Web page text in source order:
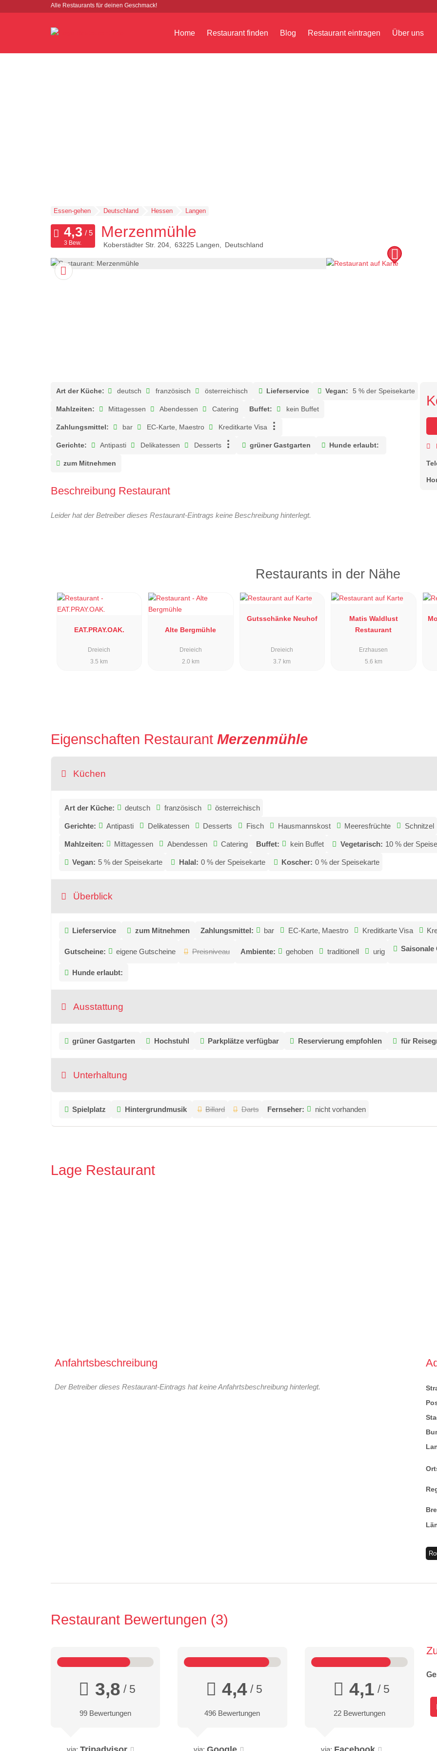
Alle Restaurants für deinen Geschmack!
Home Restaurant finden Blog Restaurant eintragen Über uns
Essen-gehen Deutschland Hessen Langen
Merzenmühle
Koberstädter Str. 204 63225 Langen Deutschland
3 Bew.
Art der Küche: deutsch französisch österreichisch Lieferservice Vegan: 5 % der Speisekarte
Mahlzeiten: Mittagessen Abendessen Catering Buffet: kein Buffet
Zahlungsmittel: bar EC-Karte, Maestro Kreditkarte Visa
Gerichte: Antipasti Delikatessen Desserts grüner Gastgarten Hunde erlaubt:
zum Mitnehmen
Beschreibung Restaurant
Leider hat der Betreiber dieses Restaurant-Eintrags keine Beschreibung hinterlegt.
Restaurants in der Nähe
EAT.PRAY.OAK.
Dreieich
3.5 km
Alte Bergmühle
Dreieich
2.0 km
Gutsschänke Neuhof
Dreieich
3.7 km
Matis Waldlust
Restaurant
Erzhausen
5.6 km
Eigenschaften Restaurant Merzenmühle
Küchen
Art der Küche: deutsch französisch österreichisch
Gerichte: Antipasti Delikatessen Desserts Fisch Hausmannskost Meeresfrüchte Schnitzel
Mahlzeiten: Mittagessen Abendessen Catering Buffet: kein Buffet Vegetarisch: 10 % der
Vegan: 5 % der Speisekarte Halal: 0 % der Speisekarte Koscher: 0 % der Speisekarte
Überblick
Lieferservice zum Mitnehmen Zahlungsmittel: bar EC-Karte, Maestro Kreditkarte Visa
Gutscheine: eigene Gutscheine Preisniveau Ambiente: gehoben traditionell urig Saisonale
Hunde erlaubt:
Ausstattung
grüner Gastgarten Hochstuhl Parkplätze verfügbar Reservierung empfohlen für
Unterhaltung
Spielplatz Hintergrundmusik Billard Darts Fernseher: nicht vorhanden
Lage Restaurant
Anfahrtsbeschreibung
Der Betreiber dieses Restaurant-Eintrags hat keine Anfahrtsbeschreibung hinterlegt.
Restaurant Bewertungen 3
3,8 / 5
99 Bewertungen
4,4 / 5
496 Bewertungen
4,1 / 5
22 Bewertungen